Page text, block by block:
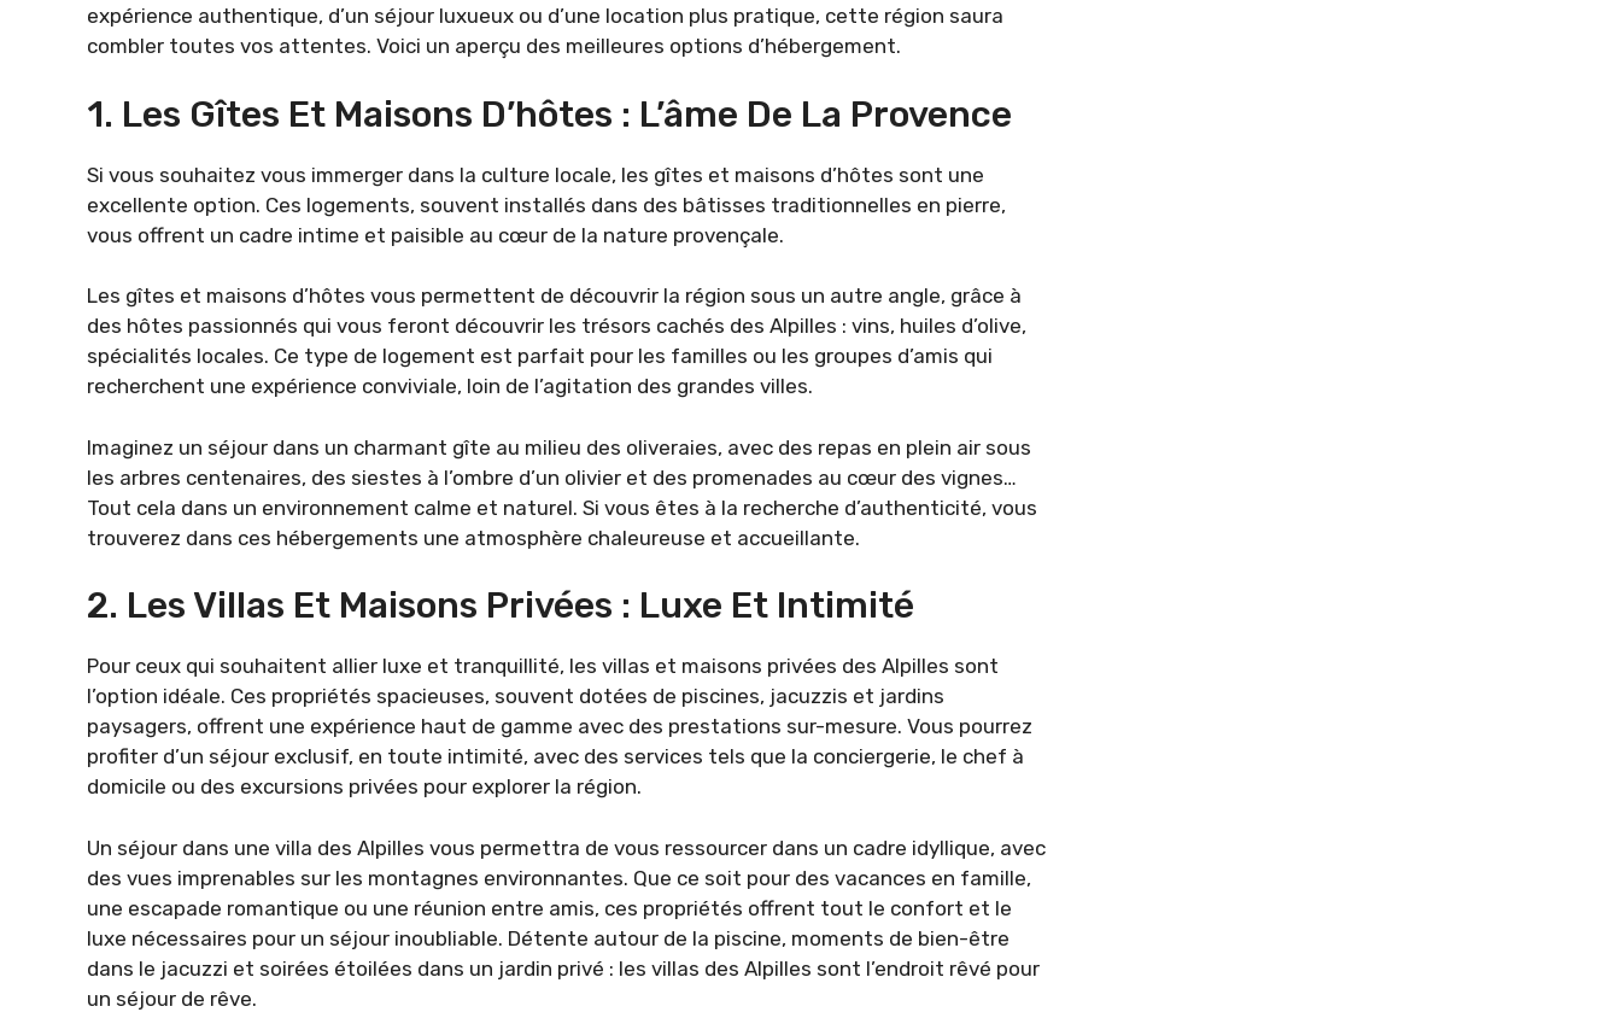
expérience authentique, d’un séjour luxueux ou d’une location plus pratique, cette région saura
combler toutes vos attentes. Voici un aperçu des meilleures options d’hébergement.
1. Les Gîtes Et Maisons D’hôtes : L’âme De La Provence
Si vous souhaitez vous immerger dans la culture locale, les gîtes et maisons d’hôtes sont une
excellente option. Ces logements, souvent installés dans des bâtisses traditionnelles en pierre,
vous offrent un cadre intime et paisible au cœur de la nature provençale.
Les gîtes et maisons d’hôtes vous permettent de découvrir la région sous un autre angle, grâce à
des hôtes passionnés qui vous feront découvrir les trésors cachés des Alpilles : vins, huiles d’olive,
spécialités locales. Ce type de logement est parfait pour les familles ou les groupes d’amis qui
recherchent une expérience conviviale, loin de l’agitation des grandes villes.
Imaginez un séjour dans un charmant gîte au milieu des oliveraies, avec des repas en plein air sous
les arbres centenaires, des siestes à l’ombre d’un olivier et des promenades au cœur des vignes…
Tout cela dans un environnement calme et naturel. Si vous êtes à la recherche d’authenticité, vous
trouverez dans ces hébergements une atmosphère chaleureuse et accueillante.
2. Les Villas Et Maisons Privées : Luxe Et Intimité
Pour ceux qui souhaitent allier luxe et tranquillité, les villas et maisons privées des Alpilles sont
l’option idéale. Ces propriétés spacieuses, souvent dotées de piscines, jacuzzis et jardins
paysagers, offrent une expérience haut de gamme avec des prestations sur-mesure. Vous pourrez
profiter d’un séjour exclusif, en toute intimité, avec des services tels que la conciergerie, le chef à
domicile ou des excursions privées pour explorer la région.
Un séjour dans une villa des Alpilles vous permettra de vous ressourcer dans un cadre idyllique, avec
des vues imprenables sur les montagnes environnantes. Que ce soit pour des vacances en famille,
une escapade romantique ou une réunion entre amis, ces propriétés offrent tout le confort et le
luxe nécessaires pour un séjour inoubliable. Détente autour de la piscine, moments de bien-être
dans le jacuzzi et soirées étoilées dans un jardin privé : les villas des Alpilles sont l’endroit rêvé pour
un séjour de rêve.